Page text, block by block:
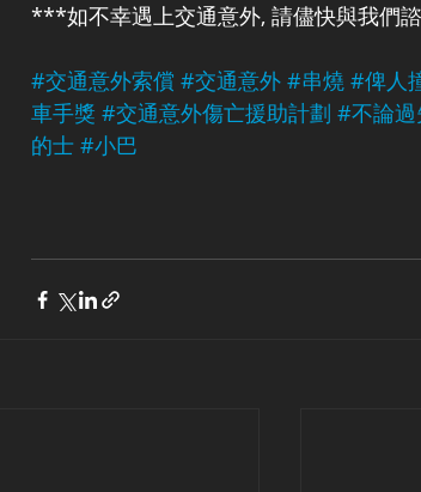
***如不幸遇上交通意外, 請儘快與我們
#交通意外索償 #交通意外 #串燒 #俾人
車手獎 #交通意外傷亡援助計劃 #不論過
的士 #小巴